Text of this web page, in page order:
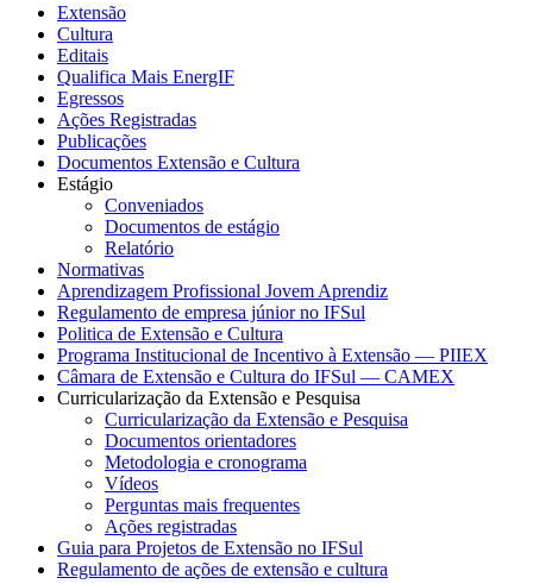
Extensão
Cultura
Editais
Qualifica Mais EnergIF
Egressos
Ações Registradas
Publicações
Documentos Extensão e Cultura
Estágio
Conveniados
Documentos de estágio
Relatório
Normativas
Aprendizagem Profissional Jovem Aprendiz
Regulamento de empresa júnior no IFSul
Politica de Extensão e Cultura
Programa Institucional de Incentivo à Extensão — PIIEX
Câmara de Extensão e Cultura do IFSul — CAMEX
Curricularização da Extensão e Pesquisa
Curricularização da Extensão e Pesquisa
Documentos orientadores
Metodologia e cronograma
Vídeos
Perguntas mais frequentes
Ações registradas
Guia para Projetos de Extensão no IFSul
Regulamento de ações de extensão e cultura